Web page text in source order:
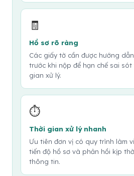
🧾
Hồ sơ rõ ràng
Các giấy tờ cần được hướng
trước khi nộp để hạn chế sai
gian xử lý.
⏱️
Thời gian xử lý nhanh
Ưu tiên đơn vị có quy trình làm
tiến độ hồ sơ và phản hồi kịp
thông tin.